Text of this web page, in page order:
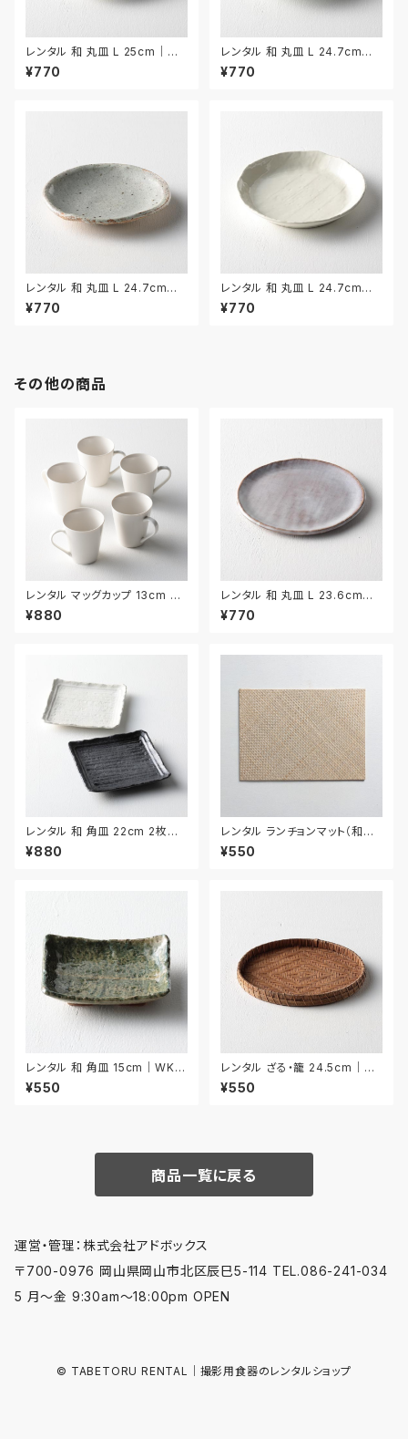
レンタル 和 丸皿 L 25cm｜W
ML014
¥770
レンタル 和 丸皿 L 24.7cm｜
WML015
¥770
レンタル 和 丸皿 L 24.7cm｜
WML016
¥770
レンタル 和 丸皿 L 24.7cm｜
WML017
¥770
その他の商品
レンタル マッグカップ 13cm 5
客セット｜MAG001
¥880
レンタル 和 丸皿 L 23.6cm｜
WML022
¥770
レンタル 和 角皿 22cm 2枚セッ
ト｜WKA007
¥880
レンタル ランチョンマット（和風）
42.5cm｜MAW023
¥550
レンタル 和 角皿 15cm｜WKA
024
¥550
レンタル ざる・籠 24.5cm｜ZA
R008
¥550
商品一覧に戻る
運営・管理：株式会社アドボックス
〒700-0976 岡山県岡山市北区辰巳5-114 TEL.086-241-034
5 月〜金 9:30am〜18:00pm OPEN
© TABETORU RENTAL｜撮影用食器のレンタルショップ